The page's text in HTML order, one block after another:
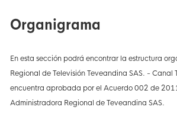
Organigrama
En esta sección podrá encontrar la estructura
Regional de Televisión Teveandina SAS. - Canal
encuentra aprobada por el Acuerdo 002 de
Administradora Regional de Teveandina SAS.